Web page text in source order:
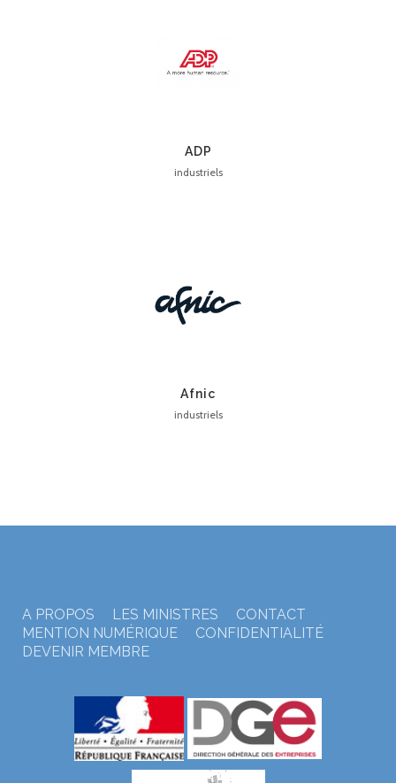
ADP
industriels
Afnic
industriels
A PROPOS LES MINISTRES
CONTACT
MENTION NUMÉRIQUE
CONFIDENTIALITÉ
DEVENIR MEMBRE